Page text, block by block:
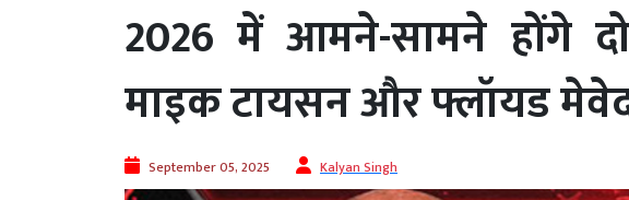
2026 में आमने-सामने होंगे
माइक टायसन और फ्लॉयड
September 05, 2025 Kalyan Singh